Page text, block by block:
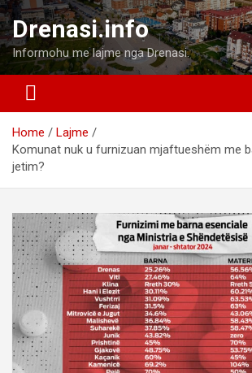
Skip
to
content
Drenasi.info
Informohu me lajme nga Drenasi.
Home
Lajme
Komunat nuk u furnizuan mjaftueshëm me
jetim?